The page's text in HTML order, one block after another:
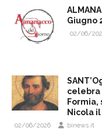
Giugno
02/06/
celebra
Formia,
Nicola
02/06/2026 binews.it